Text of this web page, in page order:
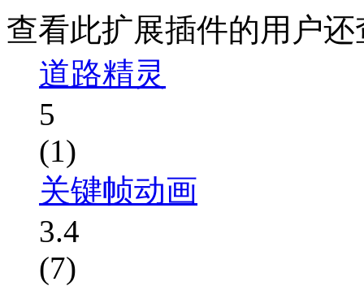
查看此扩展插件的用户
道路精灵
5
(1)
关键帧动画
3.4
(7)